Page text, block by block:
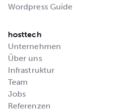
Wordpress Guide
hosttech
Unternehmen
Über uns
Infrastruktur
Team
Jobs
Referenzen